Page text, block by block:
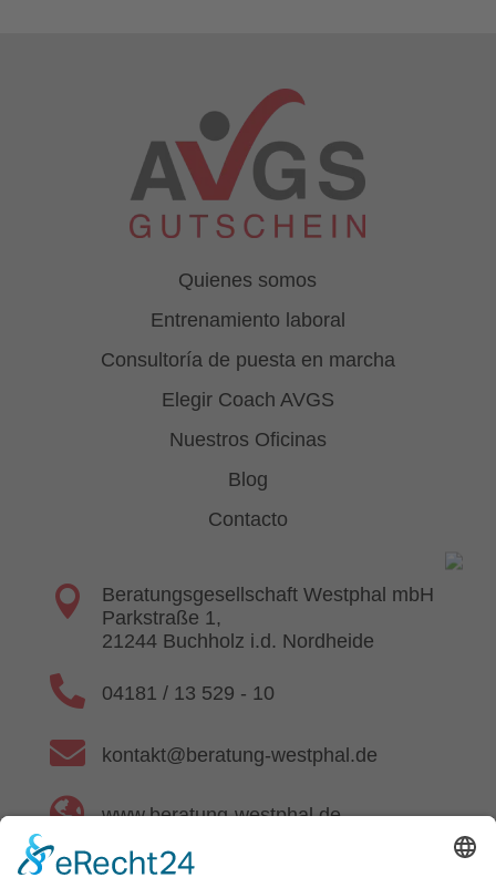
Quienes somos
Entrenamiento laboral
Consultoría de puesta en marcha
Elegir Coach AVGS
Nuestros Oficinas
Blog
Contacto

Beratungsgesellschaft Westphal mbH
Parkstraße 1,
21244 Buchholz i.d. Nordheide
 04181 / 13 529 - 10
 kontakt@beratung-westphal.de
 www.beratung-westphal.de